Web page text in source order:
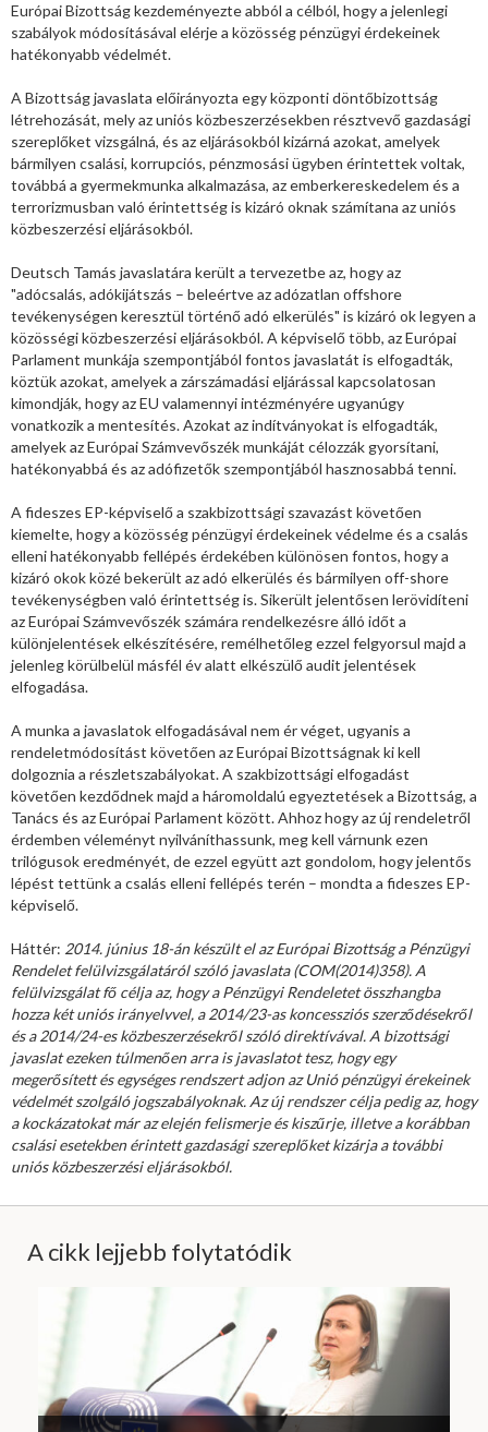
Európai Bizottság kezdeményezte abból a célból, hogy a jelenlegi
szabályok módosításával elérje a közösség pénzügyi érdekeinek
hatékonyabb védelmét.
A Bizottság javaslata előirányozta egy központi döntőbizottság
létrehozását, mely az uniós közbeszerzésekben résztvevő gazdasági
szereplőket vizsgálná, és az eljárásokból kizárná azokat, amelyek
bármilyen csalási, korrupciós, pénzmosási ügyben érintettek voltak,
továbbá a gyermekmunka alkalmazása, az emberkereskedelem és a
terrorizmusban való érintettség is kizáró oknak számítana az uniós
közbeszerzési eljárásokból.
Deutsch Tamás javaslatára került a tervezetbe az, hogy az
"adócsalás, adókijátszás – beleértve az adózatlan offshore
tevékenységen keresztül történő adó elkerülés" is kizáró ok legyen a
közösségi közbeszerzési eljárásokból. A képviselő több, az Európai
Parlament munkája szempontjából fontos javaslatát is elfogadták,
köztük azokat, amelyek a zárszámadási eljárással kapcsolatosan
kimondják, hogy az EU valamennyi intézményére ugyanúgy
vonatkozik a mentesítés. Azokat az indítványokat is elfogadták,
amelyek az Európai Számvevőszék munkáját célozzák gyorsítani,
hatékonyabbá és az adófizetők szempontjából hasznosabbá tenni.
A fideszes EP-képviselő a szakbizottsági szavazást követően
kiemelte, hogy a közösség pénzügyi érdekeinek védelme és a csalás
elleni hatékonyabb fellépés érdekében különösen fontos, hogy a
kizáró okok közé bekerült az adó elkerülés és bármilyen off-shore
tevékenységben való érintettség is. Sikerült jelentősen lerövidíteni
az Európai Számvevőszék számára rendelkezésre álló időt a
különjelentések elkészítésére, remélhetőleg ezzel felgyorsul majd a
jelenleg körülbelül másfél év alatt elkészülő audit jelentések
elfogadása.
A munka a javaslatok elfogadásával nem ér véget, ugyanis a
rendeletmódosítást követően az Európai Bizottságnak ki kell
dolgoznia a részletszabályokat. A szakbizottsági elfogadást
követően kezdődnek majd a háromoldalú egyeztetések a Bizottság, a
Tanács és az Európai Parlament között. Ahhoz hogy az új rendeletről
érdemben véleményt nyilváníthassunk, meg kell várnunk ezen
trilógusok eredményét, de ezzel együtt azt gondolom, hogy jelentős
lépést tettünk a csalás elleni fellépés terén – mondta a fideszes EP-
képviselő.
Háttér: 2014. június 18-án készült el az Európai Bizottság a Pénzügyi
Rendelet felülvizsgálatáról szóló javaslata (COM(2014)358). A
felülvizsgálat fő célja az, hogy a Pénzügyi Rendeletet összhangba
hozza két uniós irányelvvel, a 2014/23-as koncessziós szerződésekről
és a 2014/24-es közbeszerzésekről szóló direktívával. A bizottsági
javaslat ezeken túlmenően arra is javaslatot tesz, hogy egy
megerősített és egységes rendszert adjon az Unió pénzügyi érekeinek
védelmét szolgáló jogszabályoknak. Az új rendszer célja pedig az, hogy
a kockázatokat már az elején felismerje és kiszűrje, illetve a korábban
csalási esetekben érintett gazdasági szereplőket kizárja a további
uniós közbeszerzési eljárásokból.
A cikk lejjebb folytatódik